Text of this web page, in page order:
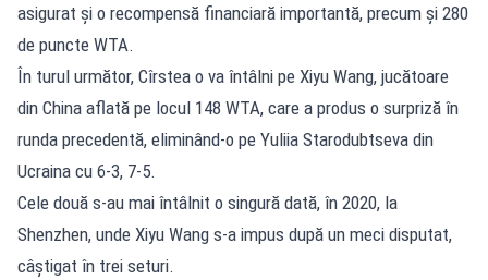
asigurat şi o recompensă financiară importantă, precum şi 280
de puncte WTA.
În turul următor, Cîrstea o va întâlni pe Xiyu Wang, jucătoare
din China aflată pe locul 148 WTA, care a produs o surpriză în
runda precedentă, eliminând-o pe Yuliia Starodubtseva din
Ucraina cu 6-3, 7-5.
Cele două s-au mai întâlnit o singură dată, în 2020, la
Shenzhen, unde Xiyu Wang s-a impus după un meci disputat,
câştigat în trei seturi.